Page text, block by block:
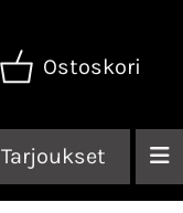
Ostoskori
Tarjoukset